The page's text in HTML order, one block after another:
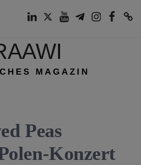
MAGAZIN
Peas
Konzert